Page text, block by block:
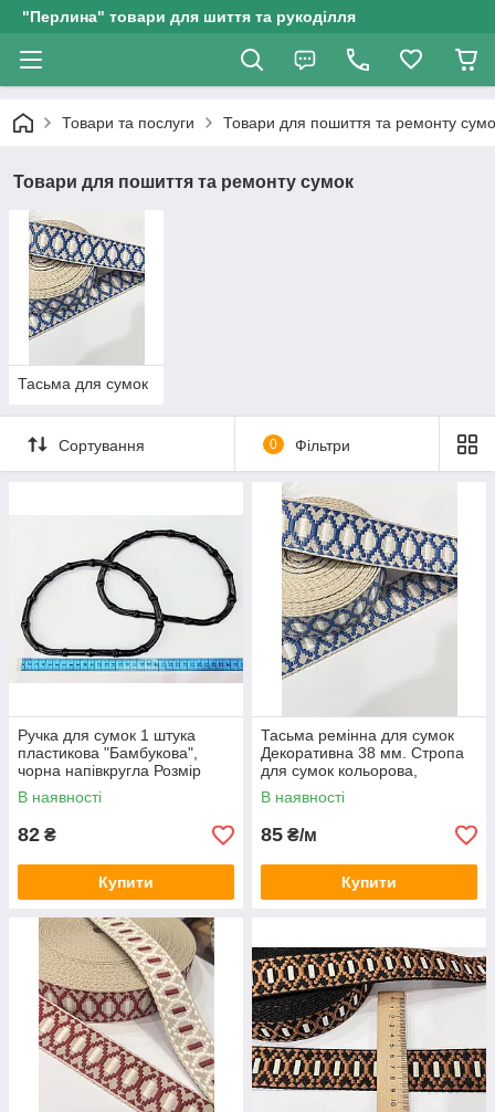
"Перлина" товари для шиття та рукоділля
Товари та послуги Товари для пошиття та ремонту
Товари для пошиття та ремонту сумок
Тасьма для сумок
Сортування 0 Фільтри
Ручка для сумок 1 штука
пластикова "Бамбукова",
чорна напівкругла Розмір
20/14 см
В наявності
82 ₴
Купити
Тасьма ремінна для сумок
Декоративна 38 мм. Стропа
для сумок кольорова,
жакардова з візерунком.
Бежева з синім
В наявності
85 ₴/м
Купити